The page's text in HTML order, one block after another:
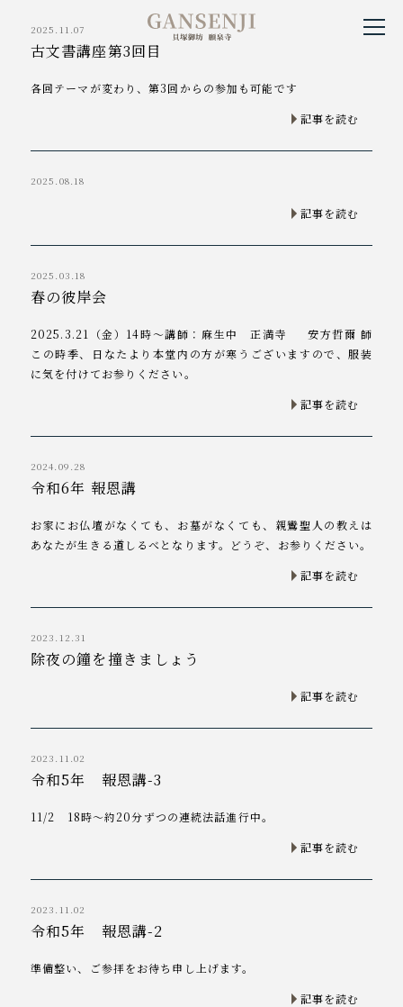
2025.11.07
古文書講座第3回目
各回テーマが変わり、第3回からの参加も可能です
記事を読む
2025.08.18
記事を読む
2025.03.18
春の彼岸会
2025.3.21（金）14時～講師：麻生中 正満寺 安方哲爾 師
この時季、日なたより本堂内の方が寒うございますので、服装
に気を付けてお参りください。
記事を読む
2024.09.28
令和6年 報恩講
お家にお仏壇がなくても、お墓がなくても、親鸞聖人の教えは
あなたが生きる道しるべとなります。どうぞ、お参りください。
記事を読む
2023.12.31
除夜の鐘を撞きましょう
記事を読む
2023.11.02
令和5年 報恩講-3
11/2 18時～約20分ずつの連続法話進行中。
記事を読む
2023.11.02
令和5年 報恩講-2
準備整い、ご参拝をお待ち申し上げます。
記事を読む